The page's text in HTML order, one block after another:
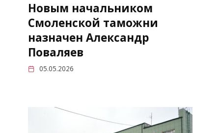
Новым начальником
Смоленской таможни
назначен Александр
Поваляев
05.05.2026